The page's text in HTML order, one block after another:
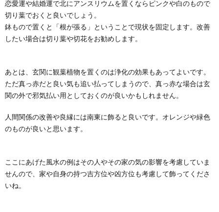
恋愛運や結婚運で北にアンスリウムを置くならピンクや白のもので
切り葉でおくと良いでしょう。
鉢もので置くと「根が張る」ということで現状を固定します。改善
したい場合は切り葉や切花をお勧めします。
あとは、玄関に観葉植物を置くのは浄化の効果もあってよいです。
ただ真っ赤だと良い気も追い払ってしまうので、真っ赤な場合は玄
関の外で邪気払い用としておくのが良いかもしれません。
人間関係の改善や良縁には南東に飾ると良いです。オレンジや緑色
のものが良いと思います。
ここにあげた風水の例はその人やその家の気の影響を考慮していま
せんので、家や自身の持つ吉方位や凶方位も考慮して飾ってくださ
いね。